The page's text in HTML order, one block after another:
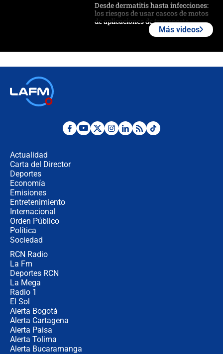
Desde dermatitis hasta infecciones:
los riesgos de usar cascos de motos
de aplicaciones de transporte
Posesión de Abelardo De La Espriella
Más videos
Actualidad
Carta del Director
Deportes
Economía
Emisiones
Entretenimiento
Internacional
Orden Público
Política
Sociedad
RCN Radio
La Fm
Deportes RCN
La Mega
Radio 1
El Sol
Alerta Bogotá
Alerta Cartagena
Alerta Paisa
Alerta Tolima
Alerta Bucaramanga